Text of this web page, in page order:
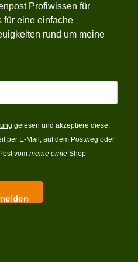
Profiwissen für
für eine einfache
rund um meine
gelesen und akzeptiere diese.
per E-Mail, auf dem Postweg oder
vom meine ernte Shop